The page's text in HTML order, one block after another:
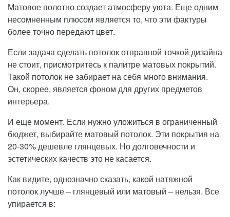
Матовое полотно создает атмосферу уюта. Еще одним
несомненным плюсом является то, что эти фактуры
более точно передают цвет.
Если задача сделать потолок отправной точкой дизайна
не стоит, присмотритесь к палитре матовых покрытий.
Такой потолок не забирает на себя много внимания.
Он, скорее, является фоном для других предметов
интерьера.
И еще момент. Если нужно уложиться в ограниченный
бюджет, выбирайте матовый потолок. Эти покрытия на
20-30% дешевле глянцевых. Но долговечности и
эстетических качеств это не касается.
Как видите, однозначно сказать, какой натяжной
потолок лучше – глянцевый или матовый – нельзя. Все
упирается в: